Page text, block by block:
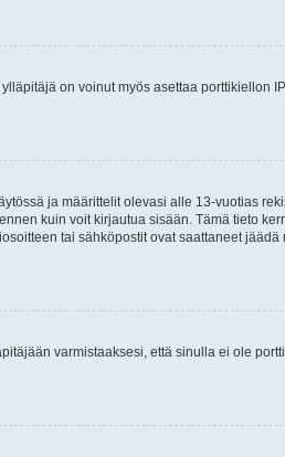
on voinut myös asettaa porttikiellon
ja määrittelit olevasi alle 13-vuotias
kuin voit kirjautua sisään. Tämä tieto
tai sähköpostit ovat saattaneet
varmistaaksesi, että sinulla ei ole